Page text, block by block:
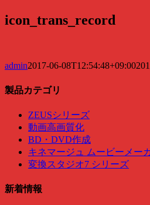
icon_trans_record
admin2017-06-08T12:54:48+09:00
製品カテゴリ
ZEUSシリーズ
動画高画質化
BD・DVD作成
キネマージュ ムービーメー
変換スタジオ7 シリーズ
新着情報